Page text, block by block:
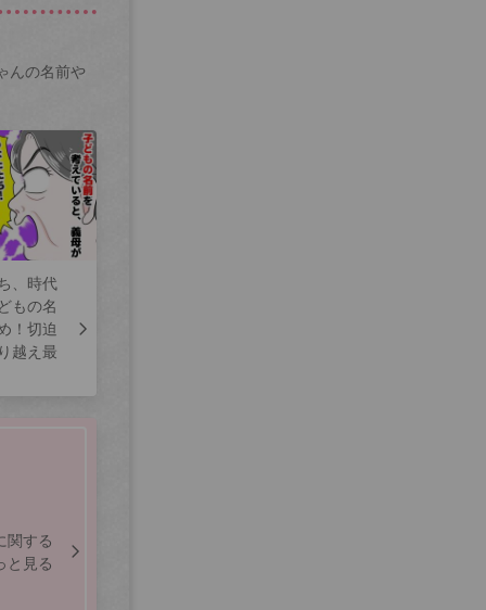
んの名前や
、時代
もの名
！切迫
越え最
関する
と見る